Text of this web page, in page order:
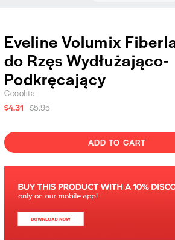
Eveline Volumix
do Rzęs Wydłużająco-
Podkręcający
Cocolita
$4.31 $5.95
ADD TO CART